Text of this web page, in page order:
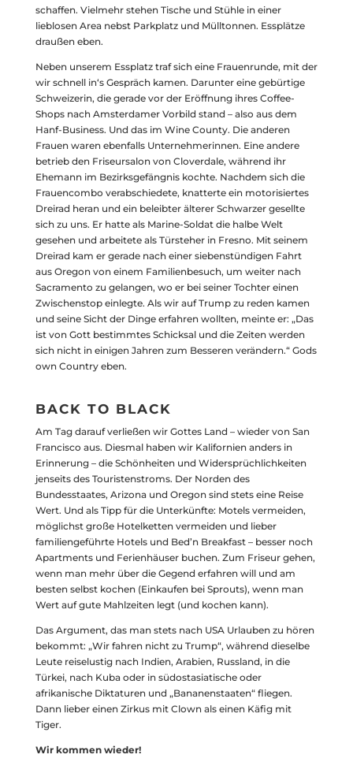
schaffen. Vielmehr stehen Tische und Stühle in einer
lieblosen Area nebst Parkplatz und Mülltonnen. Essplätze
draußen eben.
Neben unserem Essplatz traf sich eine Frauenrunde, mit der
wir schnell in‘s Gespräch kamen. Darunter eine gebürtige
Schweizerin, die gerade vor der Eröffnung ihres Coffee-
Shops nach Amsterdamer Vorbild stand – also aus dem
Hanf-Business. Und das im Wine County. Die anderen
Frauen waren ebenfalls Unternehmerinnen. Eine andere
betrieb den Friseursalon von Cloverdale, während ihr
Ehemann im Bezirksgefängnis kochte. Nachdem sich die
Frauencombo verabschiedete, knatterte ein motorisiertes
Dreirad heran und ein beleibter älterer Schwarzer gesellte
sich zu uns. Er hatte als Marine-Soldat die halbe Welt
gesehen und arbeitete als Türsteher in Fresno. Mit seinem
Dreirad kam er gerade nach einer siebenstündigen Fahrt
aus Oregon von einem Familienbesuch, um weiter nach
Sacramento zu gelangen, wo er bei seiner Tochter einen
Zwischenstop einlegte. Als wir auf Trump zu reden kamen
und seine Sicht der Dinge erfahren wollten, meinte er: „Das
ist von Gott bestimmtes Schicksal und die Zeiten werden
sich nicht in einigen Jahren zum Besseren verändern.“ Gods
own Country eben.
BACK TO BLACK
Am Tag darauf verließen wir Gottes Land – wieder von San
Francisco aus. Diesmal haben wir Kalifornien anders in
Erinnerung – die Schönheiten und Widersprüchlichkeiten
jenseits des Touristenstroms. Der Norden des
Bundesstaates, Arizona und Oregon sind stets eine Reise
Wert. Und als Tipp für die Unterkünfte: Motels vermeiden,
möglichst große Hotelketten vermeiden und lieber
familiengeführte Hotels und Bed’n Breakfast – besser noch
Apartments und Ferienhäuser buchen. Zum Friseur gehen,
wenn man mehr über die Gegend erfahren will und am
besten selbst kochen (Einkaufen bei Sprouts), wenn man
Wert auf gute Mahlzeiten legt (und kochen kann).
Das Argument, das man stets nach USA Urlauben zu hören
bekommt: „Wir fahren nicht zu Trump“, während dieselbe
Leute reiselustig nach Indien, Arabien, Russland, in die
Türkei, nach Kuba oder in südostasiatische oder
afrikanische Diktaturen und „Bananenstaaten“ fliegen.
Dann lieber einen Zirkus mit Clown als einen Käfig mit
Tiger.
Wir kommen wieder!